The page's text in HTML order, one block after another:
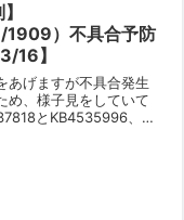
）不具合予防
16】
あげますが不具合発生
め、様子見をしていて
とKB4535996、3